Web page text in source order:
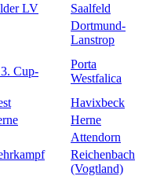
LV
Saalfeld
Dortmund-
Lanstrop
Cup-
Porta
Westfalica
Havixbeck
Herne
Attendorn
Reichenbach
(Vogtland)